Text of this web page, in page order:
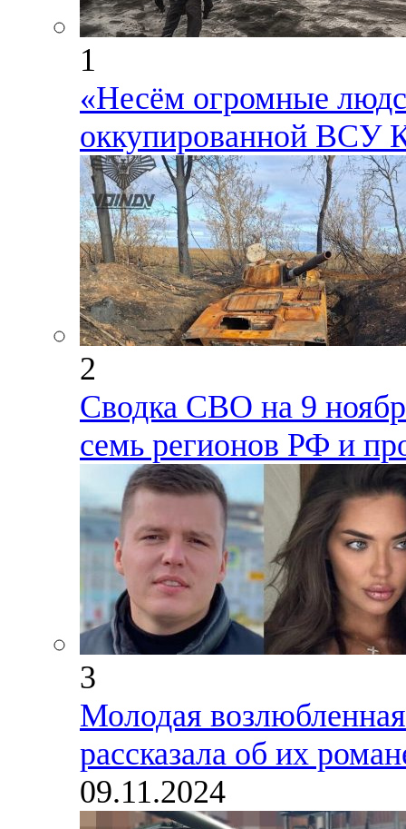
1
«Несём огромные
оккупированной ВСУ
2
Сводка СВО на 9
семь регионов РФ и
3
Молодая
рассказала об их
09.11.2024